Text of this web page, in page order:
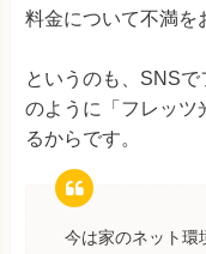
料金について不満を
というのも、SNS
のように「フレッツ
るからです。
今は家のネット環